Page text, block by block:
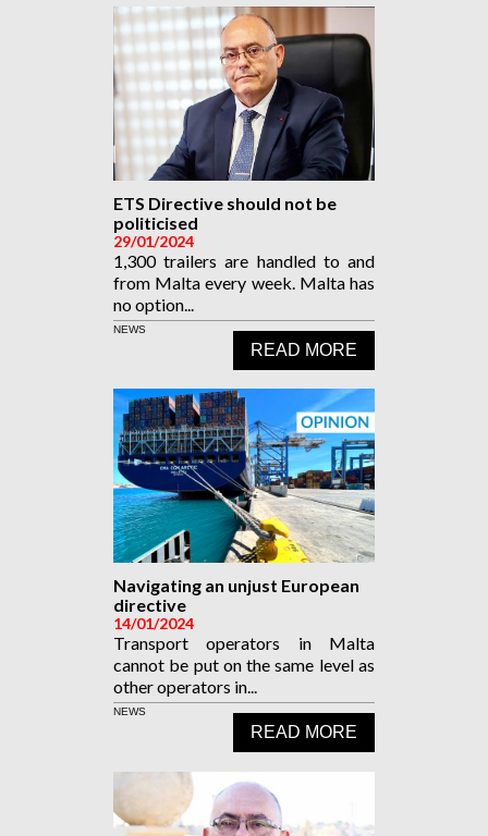
ETS Directive should not be
politicised
29/01/2024
1,300 trailers are handled to and
from Malta every week. Malta has
no option...
READ MORE
NEWS
Navigating an unjust European
directive
14/01/2024
Transport operators in Malta
cannot be put on the same level as
other operators in...
READ MORE
NEWS